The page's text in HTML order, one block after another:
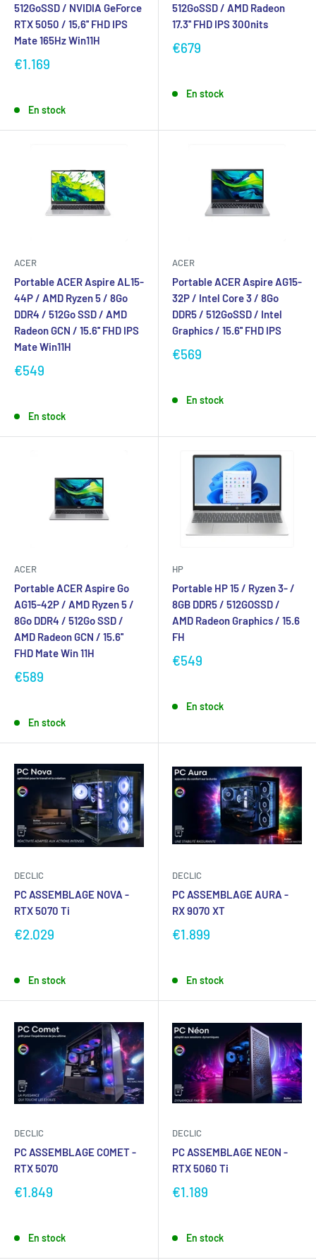
512GoSSD / NVIDIA GeForce
RTX 5050 / 15,6'' FHD IPS
Mate 165Hz Win11H
€1.169
En stock
512GoSSD / AMD Radeon
17.3'' FHD IPS 300nits
€679
En stock
ACER
Portable ACER Aspire AL15-
44P / AMD Ryzen 5 / 8Go
DDR4 / 512Go SSD / AMD
Radeon GCN / 15.6'' FHD IPS
Mate Win11H
€549
En stock
ACER
Portable ACER Aspire AG15-
32P / Intel Core 3 / 8Go
DDR5 / 512GoSSD / Intel
Graphics / 15.6'' FHD IPS
€569
En stock
ACER
Portable ACER Aspire Go
AG15-42P / AMD Ryzen 5 /
8Go DDR4 / 512Go SSD /
AMD Radeon GCN / 15.6''
FHD Mate Win 11H
€589
En stock
HP
Portable HP 15 / Ryzen 3- /
8GB DDR5 / 512GOSSD /
AMD Radeon Graphics / 15.6
FH
€549
En stock
DECLIC
PC ASSEMBLAGE NOVA -
RTX 5070 Ti
€2.029
En stock
DECLIC
PC ASSEMBLAGE AURA -
RX 9070 XT
€1.899
En stock
DECLIC
PC ASSEMBLAGE COMET -
RTX 5070
€1.849
En stock
DECLIC
PC ASSEMBLAGE NEON -
RTX 5060 Ti
€1.189
En stock